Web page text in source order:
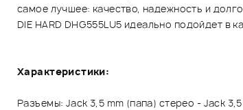
самое лучшее: качество, надежность и
DIE HARD DHG555LU5 идеально подойдет в
Характеристики:
Разъемы: Jack 3,5 mm (папа) стерео - Jack